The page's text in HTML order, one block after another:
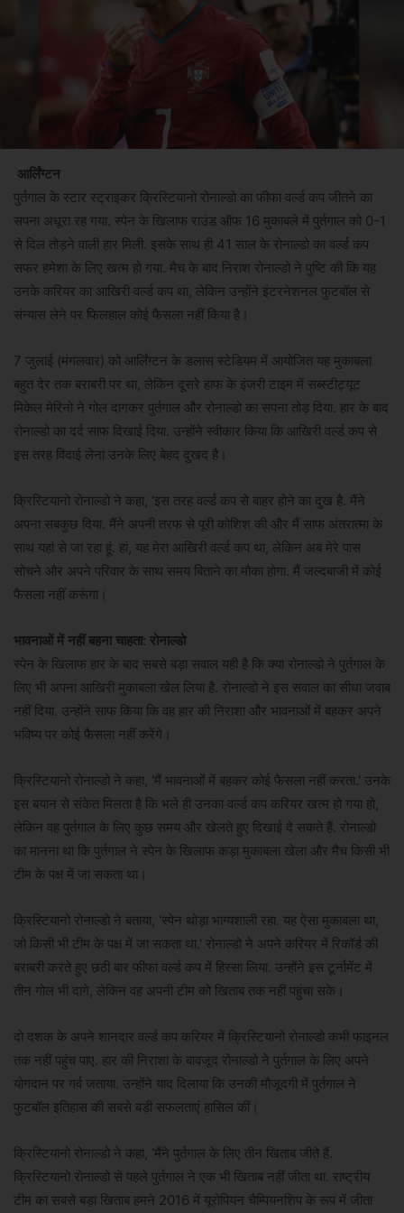
आर्लिंग्टन
पुर्तगाल के स्टार स्ट्राइकर क्रिस्टियानो रोनाल्डो का फीफा वर्ल्ड कप जीतने का
सपना अधूरा रह गया. स्पेन के खिलाफ राउंड ऑफ 16 मुकाबले में पुर्तगाल को 0-1
से दिल तोड़ने वाली हार मिली. इसके साथ ही 41 साल के रोनाल्डो का वर्ल्ड कप
सफर हमेशा के लिए खत्म हो गया. मैच के बाद निराश रोनाल्डो ने पुष्टि की कि यह
उनके करियर का आखिरी वर्ल्ड कप था, लेकिन उन्होंने इंटरनेशनल फुटबॉल से
संन्यास लेने पर फिलहाल कोई फैसला नहीं किया है।
7 जुलाई (मंगलवार) को आर्लिंग्टन के डलास स्टेडियम में आयोजित यह मुकाबला
बहुत देर तक बराबरी पर था, लेकिन दूसरे हाफ के इंजरी टाइम में सब्स्टीट्यूट
मिकेल मेरिनो ने गोल दागकर पुर्तगाल और रोनाल्डो का सपना तोड़ दिया. हार के बाद
रोनाल्डो का दर्द साफ दिखाई दिया. उन्होंने स्वीकार किया कि आखिरी वर्ल्ड कप से
इस तरह विदाई लेना उनके लिए बेहद दुखद है।
क्रिस्टियानो रोनाल्डो ने कहा, 'इस तरह वर्ल्ड कप से बाहर होने का दुख है. मैंने
अपना सबकुछ दिया. मैंने अपनी तरफ से पूरी कोशिश की और मैं साफ अंतरात्मा के
साथ यहां से जा रहा हूं. हां, यह मेरा आखिरी वर्ल्ड कप था, लेकिन अब मेरे पास
सोचने और अपने परिवार के साथ समय बिताने का मौका होगा. मैं जल्दबाजी में कोई
फैसला नहीं करूंगा।
भावनाओं में नहीं बहना चाहता: रोनाल्डो
स्पेन के खिलाफ हार के बाद सबसे बड़ा सवाल यही है कि क्या रोनाल्डो ने पुर्तगाल के
लिए भी अपना आखिरी मुकाबला खेल लिया है. रोनाल्डो ने इस सवाल का सीधा जवाब
नहीं दिया. उन्होंने साफ किया कि वह हार की निराशा और भावनाओं में बहकर अपने
भविष्य पर कोई फैसला नहीं करेंगे।
क्रिस्टियानो रोनाल्डो ने कहा, 'मैं भावनाओं में बहकर कोई फैसला नहीं करता.' उनके
इस बयान से संकेत मिलता है कि भले ही उनका वर्ल्ड कप करियर खत्म हो गया हो,
लेकिन वह पुर्तगाल के लिए कुछ समय और खेलते हुए दिखाई दे सकते हैं. रोनाल्डो
का मानना था कि पुर्तगाल ने स्पेन के खिलाफ कड़ा मुकाबला खेला और मैच किसी भी
टीम के पक्ष में जा सकता था।
क्रिस्टियानो रोनाल्डो ने बताया, 'स्पेन थोड़ा भाग्यशाली रहा. यह ऐसा मुकाबला था,
जो किसी भी टीम के पक्ष में जा सकता था.' रोनाल्डो ने अपने करियर में रिकॉर्ड की
बराबरी करते हुए छठी बार फीफा वर्ल्ड कप में हिस्सा लिया. उन्होंने इस टूर्नामेंट में
तीन गोल भी दागे, लेकिन वह अपनी टीम को खिताब तक नहीं पहुंचा सके।
दो दशक के अपने शानदार वर्ल्ड कप करियर में क्रिस्टियानो रोनाल्डो कभी फाइनल
तक नहीं पहुंच पाए. हार की निराशा के बावजूद रोनाल्डो ने पुर्तगाल के लिए अपने
योगदान पर गर्व जताया. उन्होंने याद दिलाया कि उनकी मौजूदगी में पुर्तगाल ने
फुटबॉल इतिहास की सबसे बड़ी सफलताएं हासिल कीं।
क्रिस्टियानो रोनाल्डो ने कहा, 'मैंने पुर्तगाल के लिए तीन खिताब जीते हैं.
क्रिस्टियानो रोनाल्डो से पहले पुर्तगाल ने एक भी खिताब नहीं जीता था. राष्ट्रीय
टीम का सबसे बड़ा खिताब हमने 2016 में यूरोपियन चैम्पियनशिप के रूप में जीता